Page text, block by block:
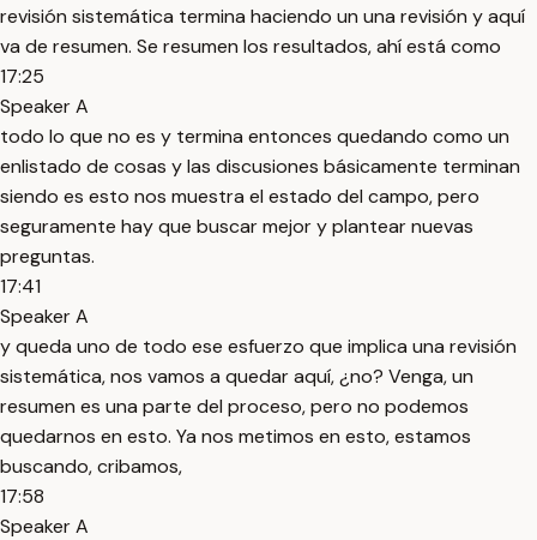
revisión sistemática termina haciendo un una revisión y aquí
va de resumen. Se resumen los resultados, ahí está como
17:25
Speaker A
todo lo que no es y termina entonces quedando como un
enlistado de cosas y las discusiones básicamente terminan
siendo es esto nos muestra el estado del campo, pero
seguramente hay que buscar mejor y plantear nuevas
preguntas.
17:41
Speaker A
y queda uno de todo ese esfuerzo que implica una revisión
sistemática, nos vamos a quedar aquí, ¿no? Venga, un
resumen es una parte del proceso, pero no podemos
quedarnos en esto. Ya nos metimos en esto, estamos
buscando, cribamos,
17:58
Speaker A